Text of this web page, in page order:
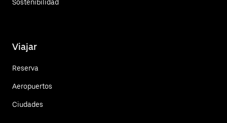
Sostenibilidad
Viajar
Reserva
Aeropuertos
Ciudades